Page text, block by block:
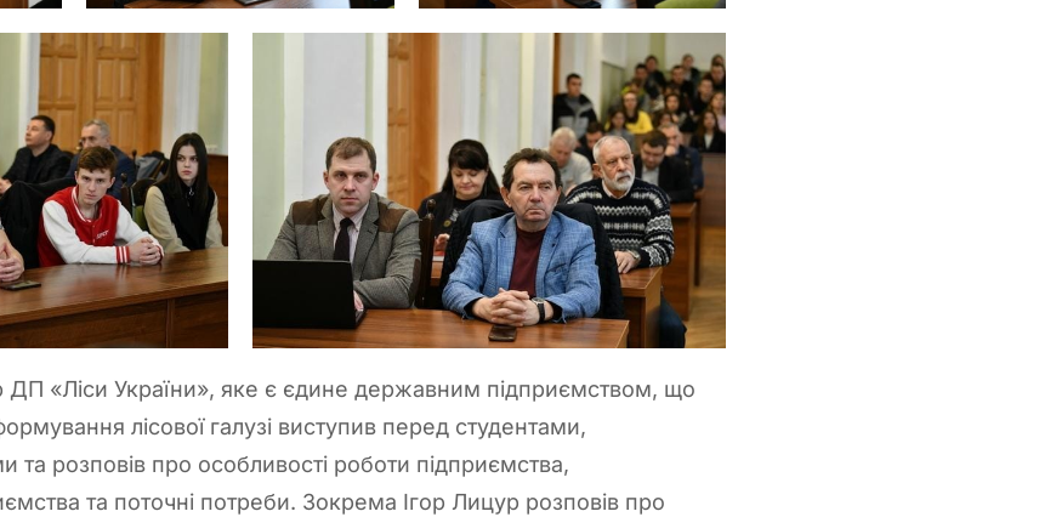
ДП «Ліси України», яке є єдине державним підприємством, що
лісової галузі виступив перед студентами,
та розповів про особливості роботи підприємства,
та поточні потреби. Зокрема Ігор Лицур розповів про